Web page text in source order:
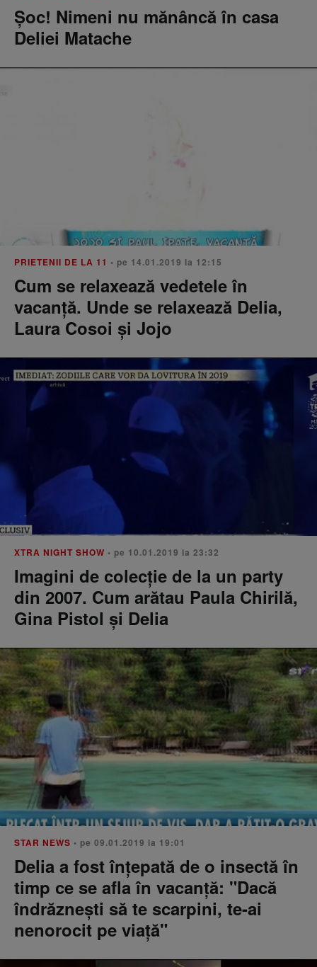
Şoc! Nimeni nu mănâncă în casa
Deliei Matache
PRIETENII DE LA 11 • pe 14.01.2019 la 12:15
Cum se relaxează vedetele în
vacanță. Unde se relaxează Delia,
Laura Cosoi și Jojo
XTRA NIGHT SHOW • pe 10.01.2019 la 23:32
Imagini de colecție de la un party
din 2007. Cum arătau Paula Chirilă,
Gina Pistol și Delia
STAR NEWS • pe 09.01.2019 la 19:01
Delia a fost înțepată de o insectă în
timp ce se afla în vacanță: "Dacă
îndrăznești să te scarpini, te-ai
nenorocit pe viață"